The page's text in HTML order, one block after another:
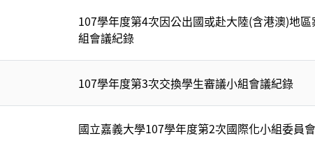
107學年度第4次因公出國或赴大陸(含港澳)地
組會議紀錄
107學年度第3次交換學生審議小組會議紀錄
國立嘉義大學107學年度第2次國際化小組委員